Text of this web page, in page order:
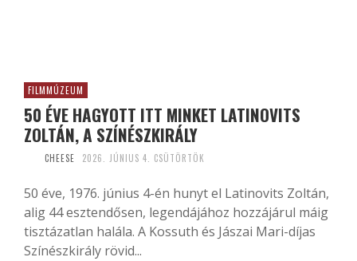
FILMMÚZEUM
50 ÉVE HAGYOTT ITT MINKET LATINOVITS
ZOLTÁN, A SZÍNÉSZKIRÁLY
CHEESE 2026. JÚNIUS 4. CSÜTÖRTÖK
50 éve, 1976. június 4-én hunyt el Latinovits Zoltán,
alig 44 esztendősen, legendájához hozzájárul máig
tisztázatlan halála. A Kossuth és Jászai Mari-díjas
Színészkirály rövid...